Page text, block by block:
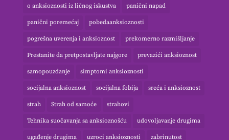
o anksioznosti iz ličnog iskustva panični napad
panični poremećaj pobedaanksioznosti
pogrešna uverenja i anksioznost prekomerno razmišljanje
Prestanite da pretpostavljate najgore prevazići anksioznost
samopouzdanje simptomi anksioznosti
socijalna anksioznost socijalna fobija sreća i anksioznost
strah Strah od samoće strahovi
Tehnika suočavanja sa anksioznošću udovoljavanje drugima
ugađenje drugima uzroci anksioznosti zabrinutost